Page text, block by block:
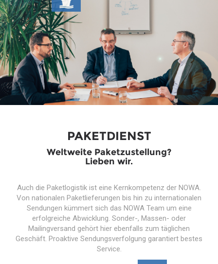
PAKETDIENST
Weltweite Paketzustellung?
Lieben wir.
Auch die Paketlogistik ist eine Kernkompetenz der NOWA.
Von nationalen Paketlieferungen bis hin zu internationalen
Sendungen kümmert sich das NOWA Team um eine
erfolgreiche Abwicklung. Sonder-, Massen- oder
Mailingversand gehört hier ebenfalls zum täglichen
Geschäft. Proaktive Sendungsverfolgung garantiert bestes
Service.